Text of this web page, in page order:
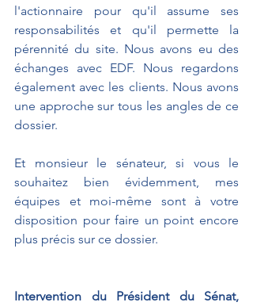
l'actionnaire pour qu'il assume ses
responsabilités et qu'il permette la
pérennité du site. Nous avons eu des
échanges avec EDF. Nous regardons
également avec les clients. Nous avons
une approche sur tous les angles de ce
dossier.
Et monsieur le sénateur, si vous le
souhaitez bien évidemment, mes
équipes et moi-même sont à votre
disposition pour faire un point encore
plus précis sur ce dossier.
Intervention du Président du Sénat,